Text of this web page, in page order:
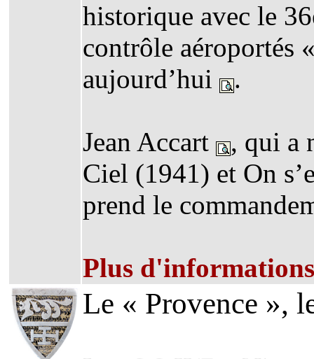
historique avec le
contrôle aéroportés
aujourd’hui
.
Jean Accart
, qui a
Ciel (1941) et On
prend le
Plus d'informations
Le « Provence »,